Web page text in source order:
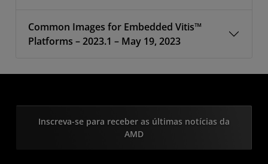
Common Images for Embedded Vitis™
Platforms – 2023.1 – May 19, 2023
Inscreva-se para receber as últimas notícias da
AMD